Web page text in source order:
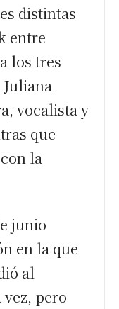
distintas
entre
los tres
vocalista y
que
la
junio
en la que
al
pero